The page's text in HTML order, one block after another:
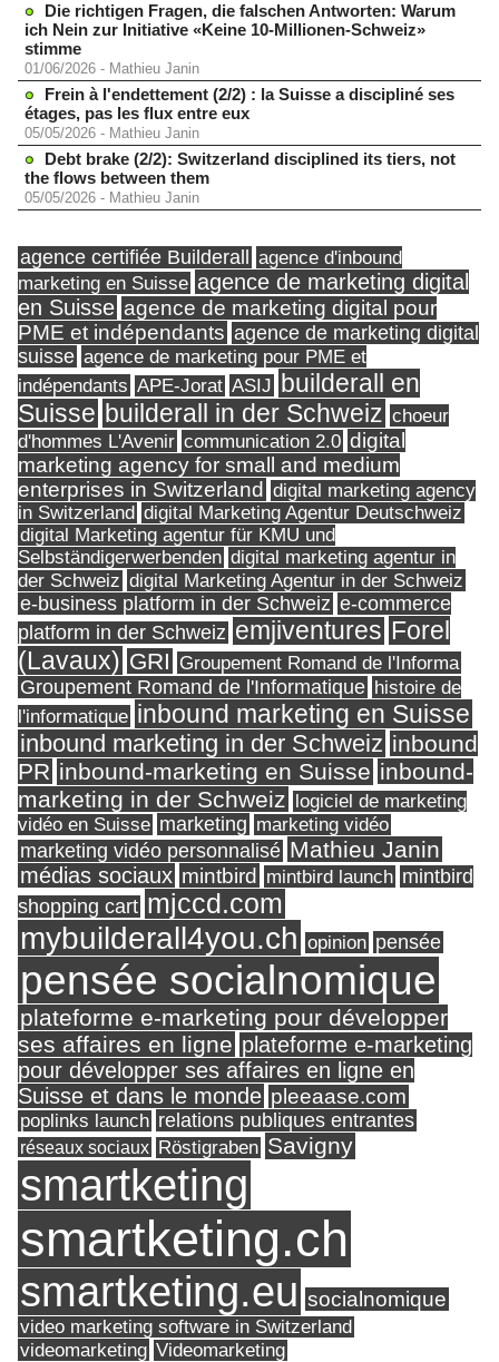
Die richtigen Fragen, die falschen Antworten: Warum
ich Nein zur Initiative «Keine 10-Millionen-Schweiz»
stimme
01/06/2026 - Mathieu Janin
Frein à l'endettement (2/2) : la Suisse a discipliné ses
étages, pas les flux entre eux
05/05/2026 - Mathieu Janin
Debt brake (2/2): Switzerland disciplined its tiers, not
the flows between them
05/05/2026 - Mathieu Janin
agence certifiée Builderall
agence d'inbound
marketing en Suisse agence de marketing digital
en Suisse agence de marketing digital pour
PME et indépendants agence de marketing digital
suisse agence de marketing pour PME et
indépendants APE-Jorat ASIJ builderall en
Suisse builderall in der Schweiz choeur
d'hommes L'Avenir communication 2.0 digital
marketing agency for small and medium
enterprises in Switzerland digital marketing agency
in Switzerland digital Marketing Agentur Deutschweiz
digital Marketing agentur für KMU und
Selbständigerwerbenden digital marketing agentur in
der Schweiz digital Marketing Agentur in der Schweiz
e-business platform in der Schweiz e-commerce
platform in der Schweiz emjiventures Forel
(Lavaux) GRI Groupement Romand de l'Informa
Groupement Romand de l'Informatique histoire de
l'informatique inbound marketing en Suisse
inbound marketing in der Schweiz inbound
PR inbound-marketing en Suisse inbound-
marketing in der Schweiz logiciel de marketing
vidéo en Suisse marketing marketing vidéo
marketing vidéo personnalisé Mathieu Janin
médias sociaux mintbird mintbird launch mintbird
shopping cart mjccd.com
mybuilderall4you.ch opinion pensée
pensée socialnomique
plateforme e-marketing pour développer
ses affaires en ligne plateforme e-marketing
pour développer ses affaires en ligne en
Suisse et dans le monde pleeaase.com
poplinks launch relations publiques entrantes
réseaux sociaux Röstigraben Savigny
smartketing
smartketing.ch
smartketing.eu socialnomique
video marketing software in Switzerland
videomarketing Videomarketing